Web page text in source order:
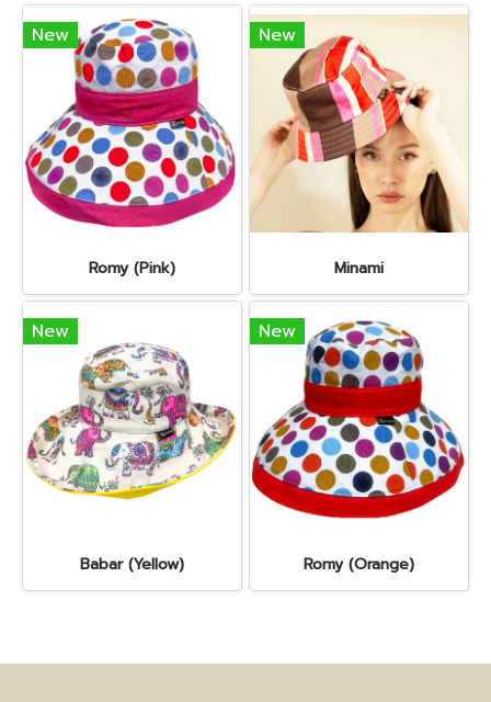
New
Romy (Pink)
New
Minami
New
Babar (Yellow)
New
Romy (Orange)